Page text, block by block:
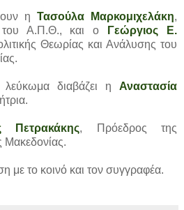
η Τασούλα Μαρκομιχελάκη,
του Α.Π.Θ., και ο
Γεώργιος Ε.
Θεωρίας και Ανάλυσης του
διαβάζει η Αναστασία
Πετρακάκης, Πρόεδρος της
Μακεδονίας.
με το κοινό και τον συγγραφέα.